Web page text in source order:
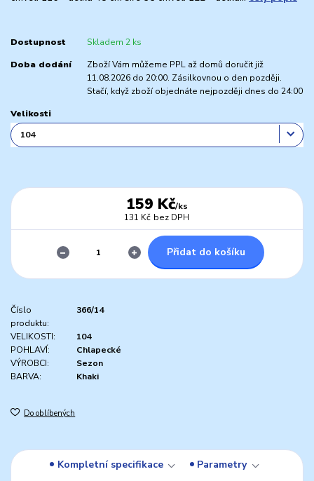
Dostupnost Skladem 2 ks
Doba dodání
Zboží Vám můžeme PPL až domů doručit již
11.08.2026 do 20:00. Zásilkovnou o den později.
Stačí, když zboží objednáte nejpozději dnes do 24:00
Velikosti
159 Kč/ks
131 Kč bez DPH
Přidat do košíku
Číslo
produktu:
366/14
VELIKOSTI:
104
POHLAVÍ:
Chlapecké
VÝROBCI:
Sezon
BARVA:
Khaki
Do oblíbených
Kompletní specifikace
Parametry